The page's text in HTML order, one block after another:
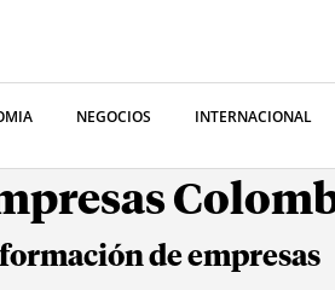
NEGOCIOS INTERNACIONAL
de empresas